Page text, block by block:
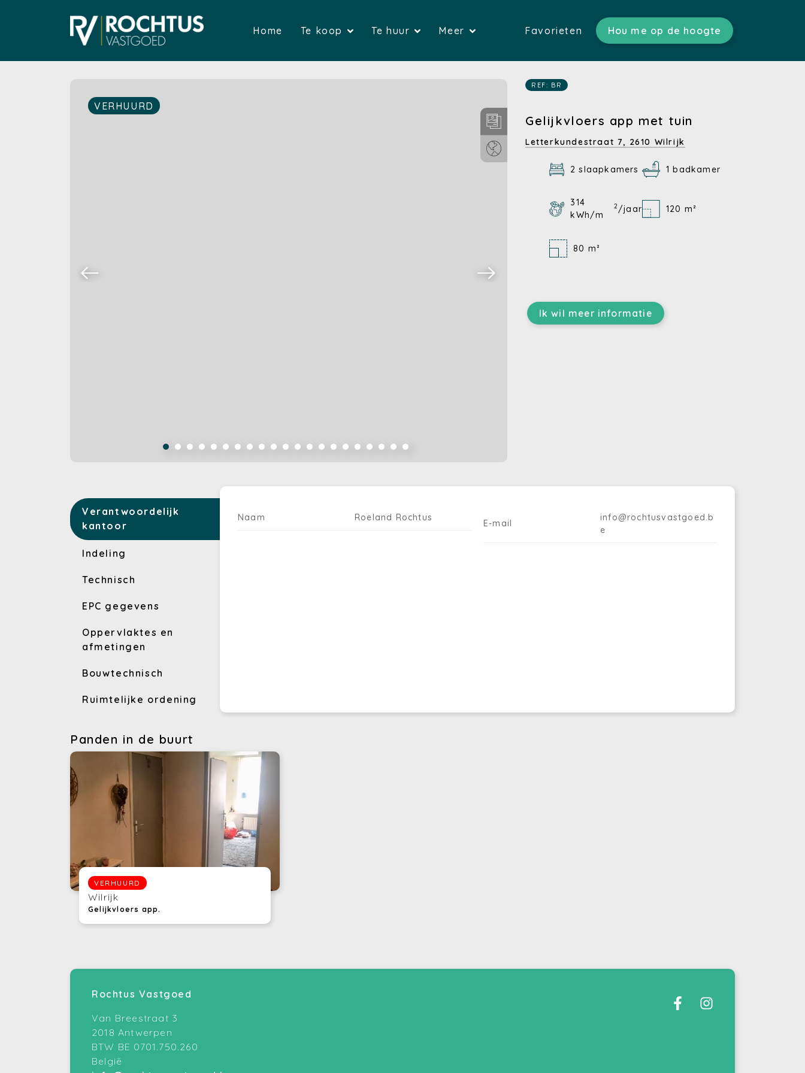
Home (Home)
Te koop (Te koop)
(Huizen)
(Bedrijfsvastgoed)
Te huur (Te huur)
(Huizen)
(Appartementen)
(Bedrijfsvastgoed)
Meer
(Gratis schatting)
(Over ons)
(Verkopen)
(Verhuren)
Favorieten Hou me op de hoogte
VERHUURD
REF: BR
Gelijkvloers app met tuin
Letterkundestraat 7, 2610 Wilrijk
2 slaapkamers 1 badkamer
314
kWh/m
2 /jaar 120 m²
80 m²
Ik wil meer informatie
Verantwoordelijk
kantoor
Indeling
Technisch
EPC gegevens
Oppervlaktes en
afmetingen
Bouwtechnisch
Ruimtelijke ordening
Naam Roeland Rochtus
E-mail
info@rochtusvastgoed.b
e
Panden in de buurt
VERHUURD
Wilrijk
Gelijkvloers app.
Rochtus Vastgoed
Van Breestraat 3
2018 Antwerpen
BTW BE 0701.750.260
België